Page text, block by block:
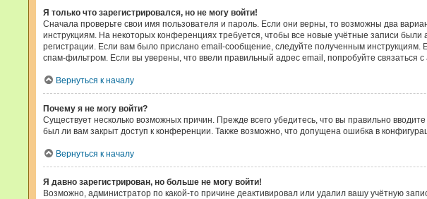
Я только что зарегистрировался, но не могу войти!
Сначала проверьте свои имя пользователя и пароль. Если они верны, то возможны два
инструкциям. На некоторых конференциях требуется, чтобы все новые учётные записи
регистрации. Если вам было прислано email-сообщение, следуйте полученным
спам-фильтром. Если вы уверены, что ввели правильный адрес email, попробуйте связаться
Вернуться к началу
Почему я не могу войти?
Существует несколько возможных причин. Прежде всего убедитесь, что вы правильно
был ли вам закрыт доступ к конференции. Также возможно, что допущена ошибка в
Вернуться к началу
Я давно зарегистрирован, но больше не могу войти!
Возможно, администратор по какой-то причине деактивировал или удалил вашу учётную